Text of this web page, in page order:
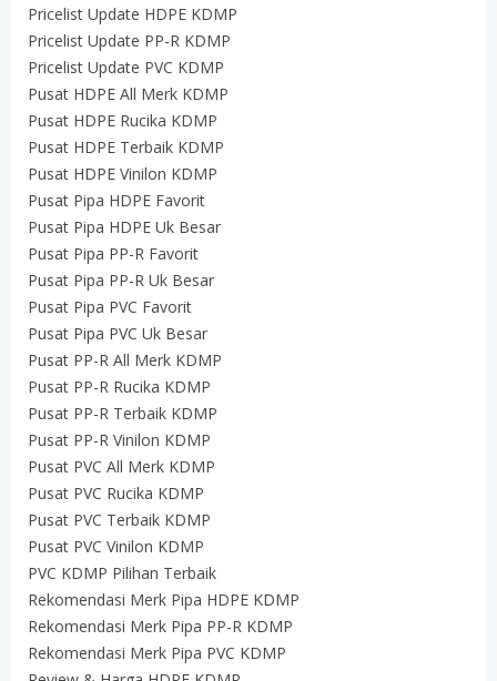
Pricelist Update HDPE KDMP
Pricelist Update PP-R KDMP
Pricelist Update PVC KDMP
Pusat HDPE All Merk KDMP
Pusat HDPE Rucika KDMP
Pusat HDPE Terbaik KDMP
Pusat HDPE Vinilon KDMP
Pusat Pipa HDPE Favorit
Pusat Pipa HDPE Uk Besar
Pusat Pipa PP-R Favorit
Pusat Pipa PP-R Uk Besar
Pusat Pipa PVC Favorit
Pusat Pipa PVC Uk Besar
Pusat PP-R All Merk KDMP
Pusat PP-R Rucika KDMP
Pusat PP-R Terbaik KDMP
Pusat PP-R Vinilon KDMP
Pusat PVC All Merk KDMP
Pusat PVC Rucika KDMP
Pusat PVC Terbaik KDMP
Pusat PVC Vinilon KDMP
PVC KDMP Pilihan Terbaik
Rekomendasi Merk Pipa HDPE KDMP
Rekomendasi Merk Pipa PP-R KDMP
Rekomendasi Merk Pipa PVC KDMP